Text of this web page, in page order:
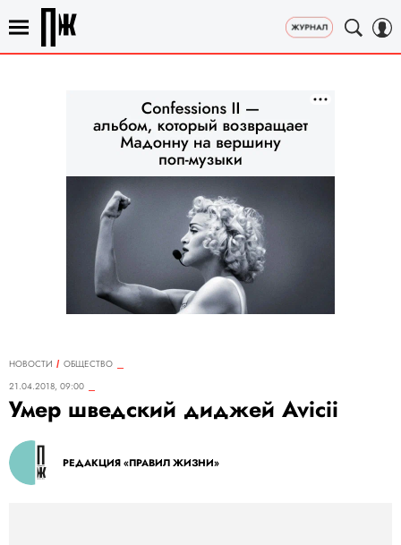
НОВОСТИ
ОБЩЕСТВО
21.04.2018, 09:00
Умер шведский диджей Avicii
РЕДАКЦИЯ «ПРАВИЛ ЖИЗНИ»